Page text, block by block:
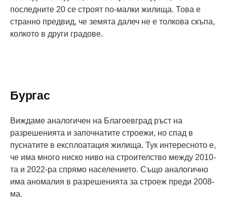
последните 20 се строят по-малки жилища. Това е
странно предвид, че земята далеч не е толкова скъпа,
колкото в други градове.
Бургас
Виждаме аналогичен на Благоевград ръст на
разрешенията и започнатите строежи, но спад в
пуснатите в експлоатация жилища. Тук интересното е,
че има много ниско ниво на строителство между 2010-
та и 2022-ра спрямо населението. Също аналогично
има аномалия в разрешенията за строеж преди 2008-
ма.